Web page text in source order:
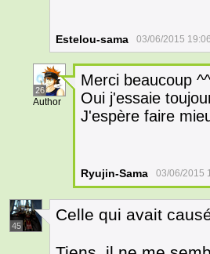
Estelou-sama 03/06/2015
26
Author
Merci beaucoup ^^
Oui j'essaie
J'espère faire
Ryujin-Sama 03/06/2015
45
Celle qui avait